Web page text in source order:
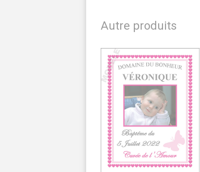
Autre produits